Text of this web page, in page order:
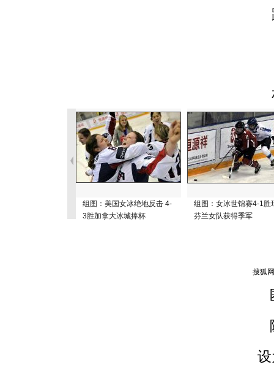
组图：美国女冰绝地反击 4-
3胜加拿大冰城捧杯
组图：女冰世锦赛4-1胜
芬兰女队获得季军